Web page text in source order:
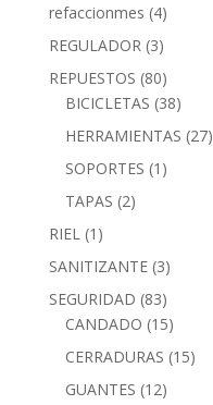
refaccionmes (4)
REGULADOR (3)
REPUESTOS (80)
BICICLETAS (38)
HERRAMIENTAS (27)
SOPORTES (1)
TAPAS (2)
RIEL (1)
SANITIZANTE (3)
SEGURIDAD (83)
CANDADO (15)
CERRADURAS (15)
GUANTES (12)